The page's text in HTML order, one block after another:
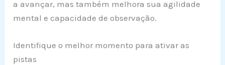
a avançar, mas também melhora sua agilidade
mental e capacidade de observação.
Identifique o melhor momento para ativar as
pistas